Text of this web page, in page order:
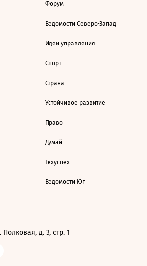
Форум
Ведомости Северо-Запад
Идеи управления
Спорт
Страна
Устойчивое развитие
Право
Думай
Техуспех
Ведомости Юг
Полковая, д. 3, стр. 1